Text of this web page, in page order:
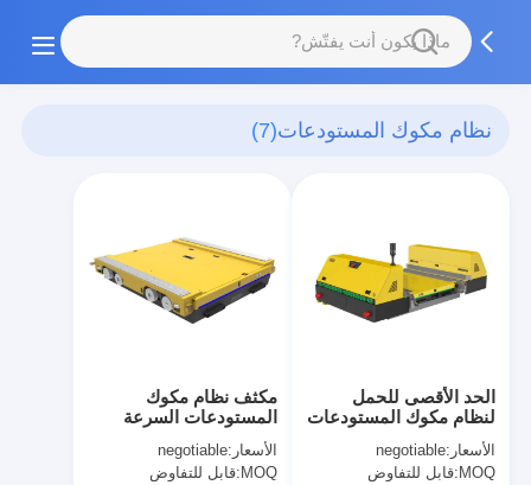
نظام مكوك المستودعات(7)
مكثف نظام مكوك
المستودعات السرعة
دقيقة
الأسعار:negotiable
MOQ: قابل للتفاوض
الحد الأقصى للحمل
لنظام مكوك المستودعات
لتحديد المواقع بالليزر
1500 كجم
الأسعار:negotiable
MOQ: قابل للتفاوض